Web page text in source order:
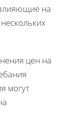
на
цен на
могут